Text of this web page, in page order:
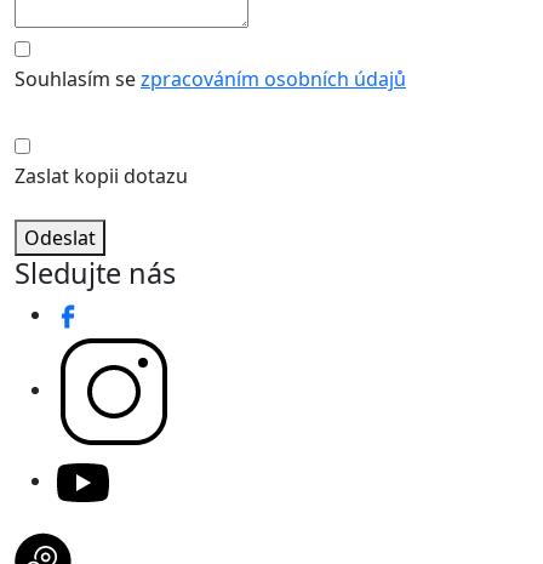
Souhlasím sezpracováním osobních údajů
Zaslat kopii dotazu
Odeslat
Sledujte nás